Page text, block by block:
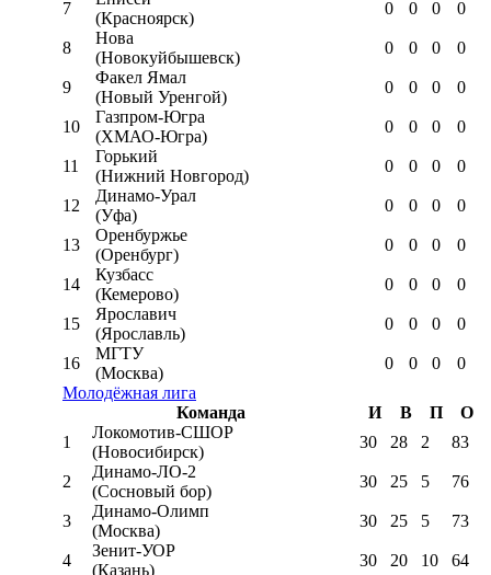
7
(Красноярск)
0 0 0 0
8
Нова
(Новокуйбышевск)
0 0 0 0
9
Факел Ямал
(Новый Уренгой)
0 0 0 0
10
Газпром-Югра
(ХМАО-Югра)
0 0 0 0
11
Горький
(Нижний Новгород)
0 0 0 0
12
Динамо-Урал
(Уфа)
0 0 0 0
13
Оренбуржье
(Оренбург)
0 0 0 0
14
Кузбасс
(Кемерово)
0 0 0 0
15
Ярославич
(Ярославль)
0 0 0 0
16
МГТУ
(Москва)
0 0 0
0
Молодёжная лига
Команда
И В П
О
1
Локомотив-CШОР
(Новосибирск)
30 28 2 83
2
Динамо-ЛО-2
(Сосновый бор)
30 25 5 76
3
Динамо-Олимп
(Москва)
30 25 5 73
4
Зенит-УОР
(Казань)
30 20 10 64